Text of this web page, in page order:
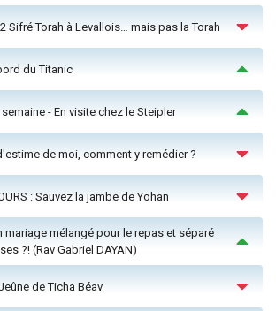
Sifré Torah à Levallois… mais pas la Torah
du Titanic
- En visite chez le Steipler
de moi, comment y remédier ?
: Sauvez la jambe de Yohan
mariage mélangé pour le repas et séparé
?! (Rav Gabriel DAYAN)
de Ticha Béav